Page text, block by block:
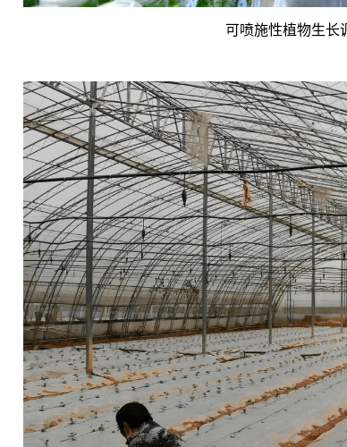
可喷施性植物生长